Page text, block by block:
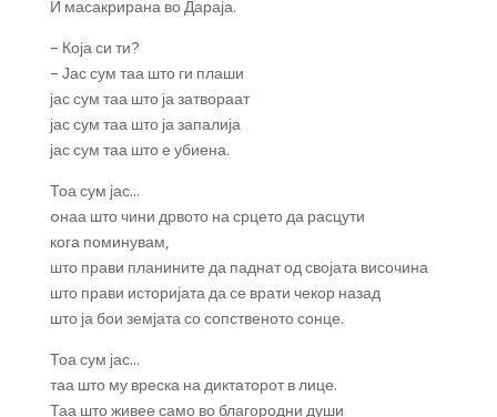
И масакрирана во Дараја.
– Која си ти?
– Јас сум таа што ги плаши
јас сум таа што ја затвораат
јас сум таа што ја запалија
јас сум таа што е убиена.
Тоа сум јас…
oнаа што чини дрвото на срцето да расцути
кога поминувам,
што прави планините да паднат од својата височина
што прави историјата да се врати чекор назад
што ја бои земјата со сопственото сонце.
Тоа сум јас…
таа што му вреска на диктаторот в лице.
Таа што живее само во благородни души